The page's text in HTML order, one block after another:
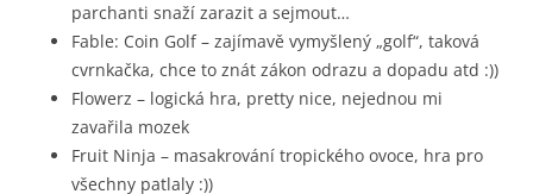
parchanti snaží zarazit a sejmout…
Fable: Coin Golf – zajímavě vymyšlený „golf“, taková
cvrnkačka, chce to znát zákon odrazu a dopadu atd :))
Flowerz – logická hra, pretty nice, nejednou mi
zavařila mozek
Fruit Ninja – masakrování tropického ovoce, hra pro
všechny patlaly :))